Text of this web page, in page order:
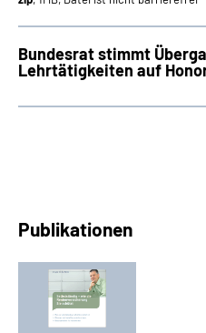
Bundesrat stimmt
Lehrtätigkeiten auf
Publikationen